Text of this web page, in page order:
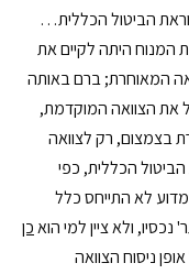
הביטול הכללית…
המנוח היתה לקיים את
המאוחרת; ברם באותה
את הצוואה המוקדמת,
בצמצום, רק לצוואה
הכללית, כפי
לא התייחס כלל
ולא ציין למי הואכן
ניסוח הצוואה